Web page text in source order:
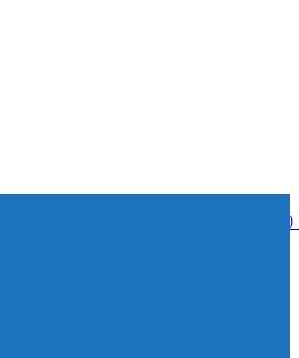
หุ้นกู้เกินเป้าหมาย ระดมทุนสำเร็จ